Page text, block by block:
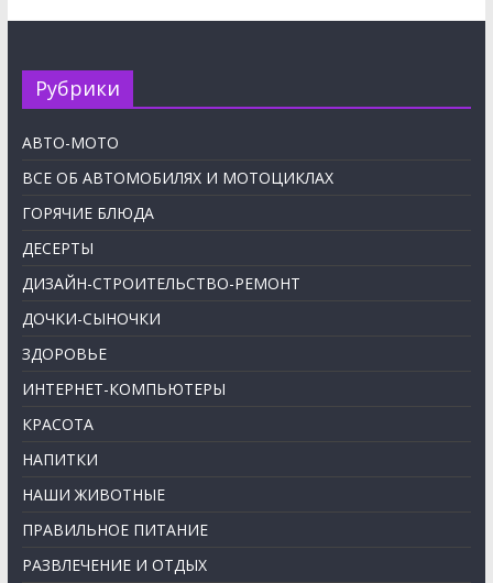
Рубрики
АВТО-МОТО
ВСЕ ОБ АВТОМОБИЛЯХ И МОТОЦИКЛАХ
ГОРЯЧИЕ БЛЮДА
ДЕСЕРТЫ
ДИЗАЙН-СТРОИТЕЛЬСТВО-РЕМОНТ
ДОЧКИ-СЫНОЧКИ
ЗДОРОВЬЕ
ИНТЕРНЕТ-КОМПЬЮТЕРЫ
КРАСОТА
НАПИТКИ
НАШИ ЖИВОТНЫЕ
ПРАВИЛЬНОЕ ПИТАНИЕ
РАЗВЛЕЧЕНИЕ И ОТДЫХ